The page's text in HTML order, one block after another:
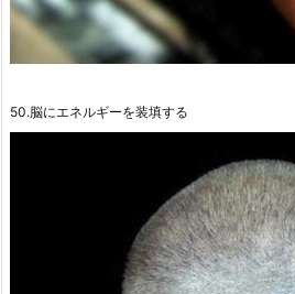
50.脳にエネルギーを装填する